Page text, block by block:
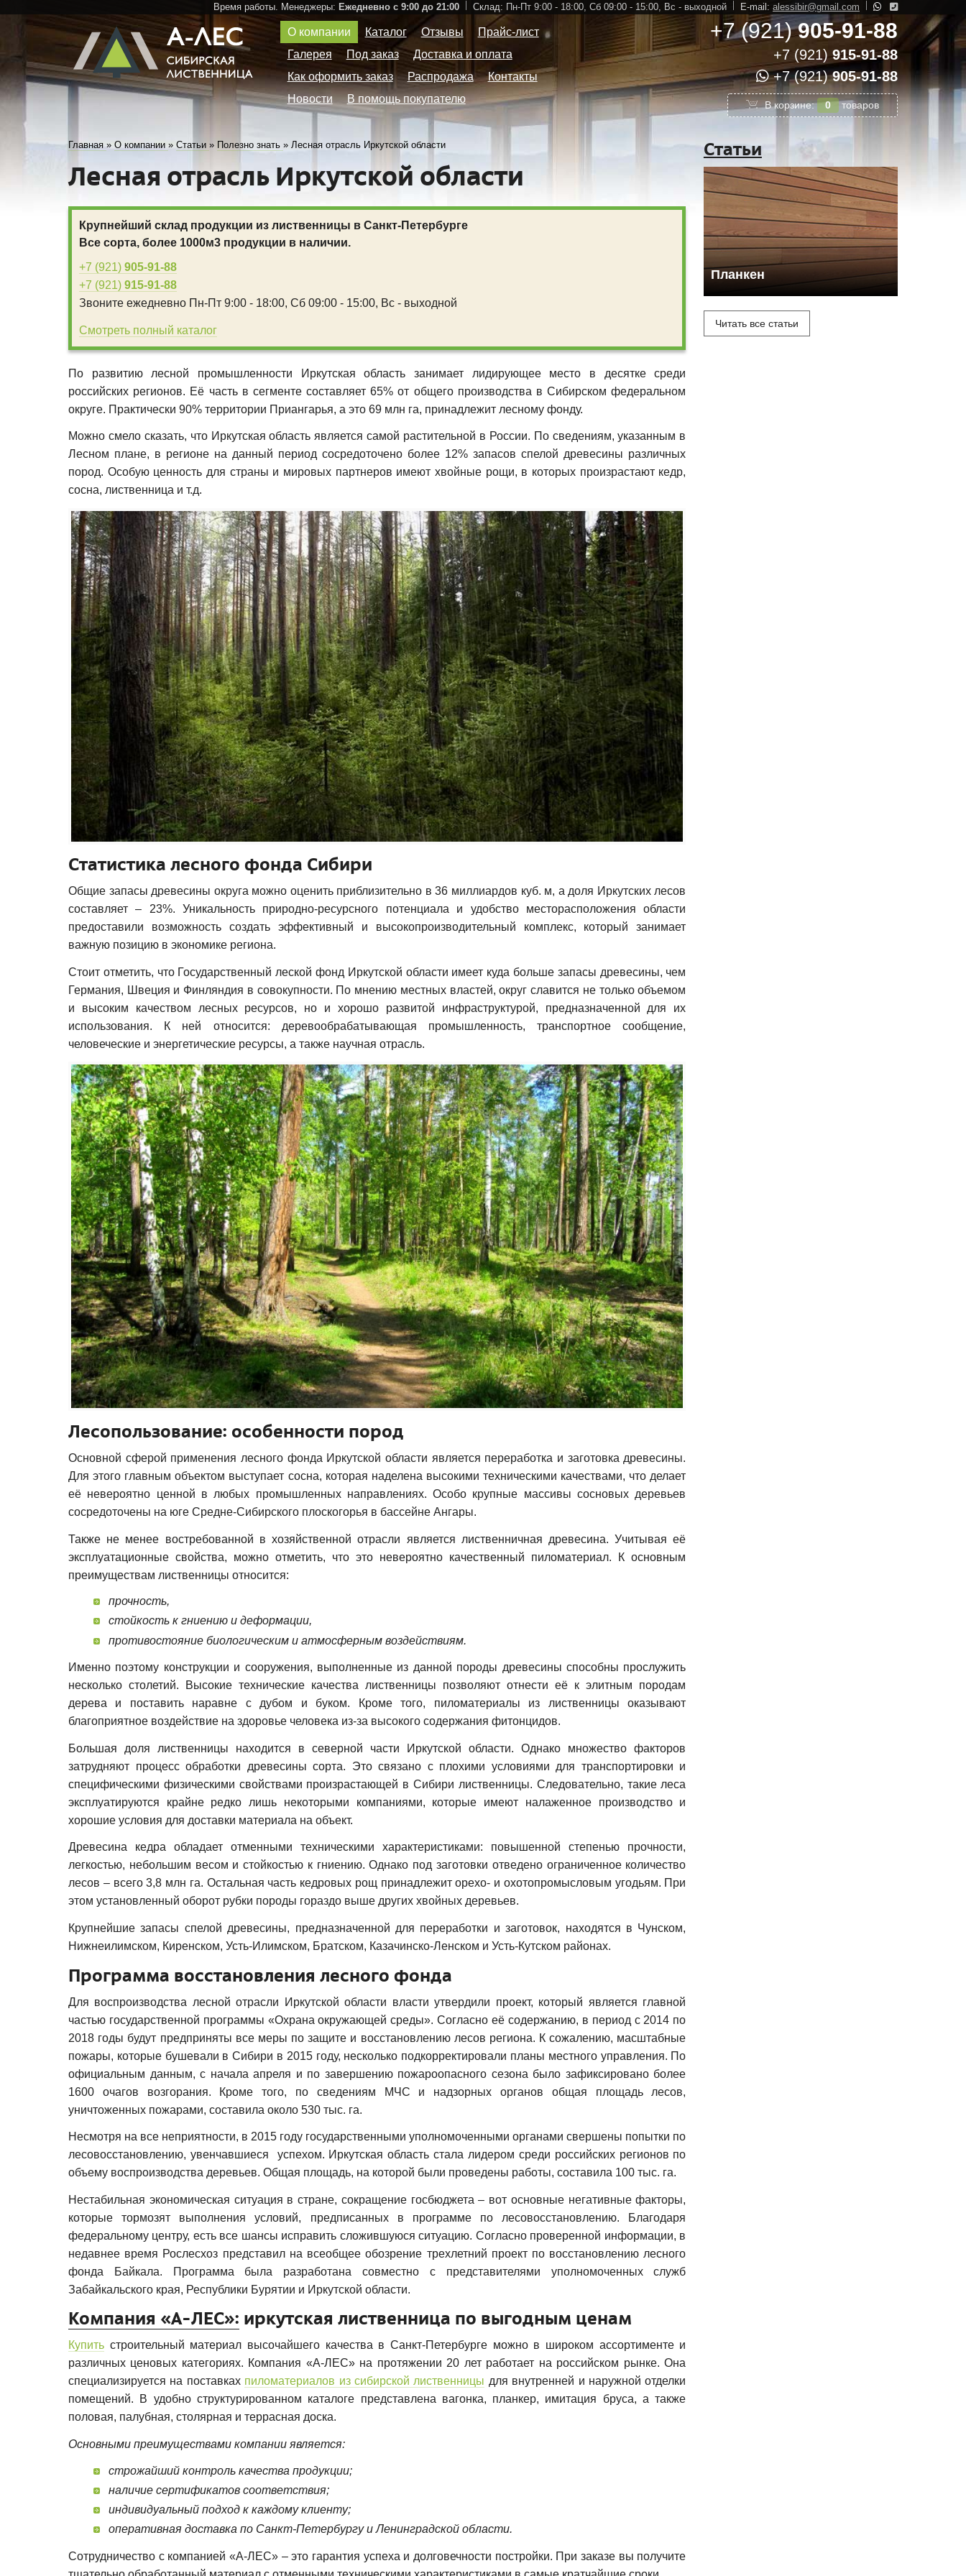
Время работы. Менеджеры: Ежедневно с 9:00 до 21:00 Склад: Пн-Пт 9:00 - 18:00, Сб 09:00 - 15:00, Вс - выходной E-mail: alessibir@gmail.com
О компании Каталог Отзывы
Прайс-лист
Галерея
Под заказ
Доставка и оплата
Как оформить заказ
Распродажа
Контакты
Новости
В помощь покупателю
+7 (921)905-91-88
+7 (921)915-91-88
+7 (921)905-91-88
В корзине: 0 товаров
Главная » О компании » Статьи » Полезно знать » Лесная отрасль Иркутской области
Лесная отрасль Иркутской области
Крупнейший склад продукции из лиственницы в Санкт-Петербурге
Все сорта, более 1000м3 продукции в наличии.
+7 (921) 905-91-88
+7 (921) 915-91-88
Звоните ежедневно Пн-Пт 9:00 - 18:00, Сб 09:00 - 15:00, Вс - выходной
Смотреть полный каталог
По развитию лесной промышленности Иркутская область занимает лидирующее место в десятке среди
российских регионов. Её часть в сегменте составляет 65% от общего производства в Сибирском федеральном
округе. Практически 90% территории Приангарья, а это 69 млн га, принадлежит лесному фонду.
Можно смело сказать, что Иркутская область является самой растительной в России. По сведениям, указанным в
Лесном плане, в регионе на данный период сосредоточено более 12% запасов спелой древесины различных
пород. Особую ценность для страны и мировых партнеров имеют хвойные рощи, в которых произрастают кедр,
сосна, лиственница и т.д.
Статистика лесного фонда Сибири
Общие запасы древесины округа можно оценить приблизительно в 36 миллиардов куб. м, а доля Иркутских лесов
составляет – 23%. Уникальность природно-ресурсного потенциала и удобство месторасположения области
предоставили возможность создать эффективный и высокопроизводительный комплекс, который занимает
важную позицию в экономике региона.
Стоит отметить, что Государственный леской фонд Иркутской области имеет куда больше запасы древесины, чем
Германия, Швеция и Финляндия в совокупности. По мнению местных властей, округ славится не только объемом
и высоким качеством лесных ресурсов, но и хорошо развитой инфраструктурой, предназначенной для их
использования. К ней относится: деревообрабатывающая промышленность, транспортное сообщение,
человеческие и энергетические ресурсы, а также научная отрасль.
Лесопользование: особенности пород
Основной сферой применения лесного фонда Иркутской области является переработка и заготовка древесины.
Для этого главным объектом выступает сосна, которая наделена высокими техническими качествами, что делает
её невероятно ценной в любых промышленных направлениях. Особо крупные массивы сосновых деревьев
сосредоточены на юге Средне-Сибирского плоскогорья в бассейне Ангары.
Также не менее востребованной в хозяйственной отрасли является лиственничная древесина. Учитывая её
эксплуатационные свойства, можно отметить, что это невероятно качественный пиломатериал. К основным
преимуществам лиственницы относится:
прочность,
стойкость к гниению и деформации,
противостояние биологическим и атмосферным воздействиям.
Именно поэтому конструкции и сооружения, выполненные из данной породы древесины способны прослужить
несколько столетий. Высокие технические качества лиственницы позволяют отнести её к элитным породам
дерева и поставить наравне с дубом и буком. Кроме того, пиломатериалы из лиственницы оказывают
благоприятное воздействие на здоровье человека из-за высокого содержания фитонцидов.
Большая доля лиственницы находится в северной части Иркутской области. Однако множество факторов
затрудняют процесс обработки древесины сорта. Это связано с плохими условиями для транспортировки и
специфическими физическими свойствами произрастающей в Сибири лиственницы. Следовательно, такие леса
эксплуатируются крайне редко лишь некоторыми компаниями, которые имеют налаженное производство и
хорошие условия для доставки материала на объект.
Древесина кедра обладает отменными техническими характеристиками: повышенной степенью прочности,
легкостью, небольшим весом и стойкостью к гниению. Однако под заготовки отведено ограниченное количество
лесов – всего 3,8 млн га. Остальная часть кедровых рощ принадлежит орехо- и охотопромысловым угодьям. При
этом установленный оборот рубки породы гораздо выше других хвойных деревьев.
Крупнейшие запасы спелой древесины, предназначенной для переработки и заготовок, находятся в Чунском,
Нижнеилимском, Киренском, Усть-Илимском, Братском, Казачинско-Ленском и Усть-Кутском районах.
Программа восстановления лесного фонда
Для воспроизводства лесной отрасли Иркутской области власти утвердили проект, который является главной
частью государственной программы «Охрана окружающей среды». Согласно её содержанию, в период с 2014 по
2018 годы будут предприняты все меры по защите и восстановлению лесов региона. К сожалению, масштабные
пожары, которые бушевали в Сибири в 2015 году, несколько подкорректировали планы местного управления. По
официальным данным, с начала апреля и по завершению пожароопасного сезона было зафиксировано более
1600 очагов возгорания. Кроме того, по сведениям МЧС и надзорных органов общая площадь лесов,
уничтоженных пожарами, составила около 530 тыс. га.
Несмотря на все неприятности, в 2015 году государственными уполномоченными органами свершены попытки по
лесовосстановлению, увенчавшиеся успехом. Иркутская область стала лидером среди российских регионов по
объему воспроизводства деревьев. Общая площадь, на которой были проведены работы, составила 100 тыс. га.
Нестабильная экономическая ситуация в стране, сокращение госбюджета – вот основные негативные факторы,
которые тормозят выполнения условий, предписанных в программе по лесовосстановлению. Благодаря
федеральному центру, есть все шансы исправить сложившуюся ситуацию. Согласно проверенной информации, в
недавнее время Рослесхоз представил на всеобщее обозрение трехлетний проект по восстановлению лесного
фонда Байкала. Программа была разработана совместно с представителями уполномоченных служб
Забайкальского края, Республики Бурятии и Иркутской области.
Компания «А-ЛЕС»: иркутская лиственница по выгодным ценам
Купить строительный материал высочайшего качества в Санкт-Петербурге можно в широком ассортименте и
различных ценовых категориях. Компания «А-ЛЕС» на протяжении 20 лет работает на российском рынке. Она
специализируется на поставках пиломатериалов из сибирской лиственницы для внутренней и наружной отделки
помещений. В удобно структурированном каталоге представлена вагонка, планкер, имитация бруса, а также
половая, палубная, столярная и террасная доска.
Основными преимуществами компании является:
строжайший контроль качества продукции;
наличие сертификатов соответствия;
индивидуальный подход к каждому клиенту;
оперативная доставка по Санкт-Петербургу и Ленинградской области.
Сотрудничество с компанией «А-ЛЕС» – это гарантия успеха и долговечности постройки. При заказе вы получите
Статьи
Планкен
Читать все статьи